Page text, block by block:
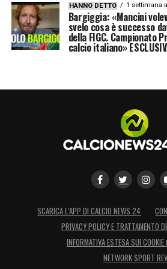
HANNO DETTO 1 settimana
Bargiggia: «Mancini
svelo cosa è successo
della FIGC. Campionato
calcio italiano»
SCARICA L’APP DI CALCIO NEWS 24
PRIVACY POLICY E TRATTAMENTO
INFORMATIVA ESTESA SUI COOKIE
NETWORK SPORT